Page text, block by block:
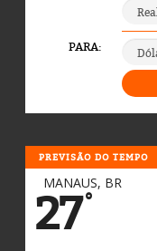
PREVISÃO DO TEMPO
MANAUS, BR
27°